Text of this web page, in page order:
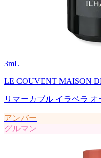
3mL
LE COUVENT MAISON
リマーカブル イラベラ
アンバー
グルマン